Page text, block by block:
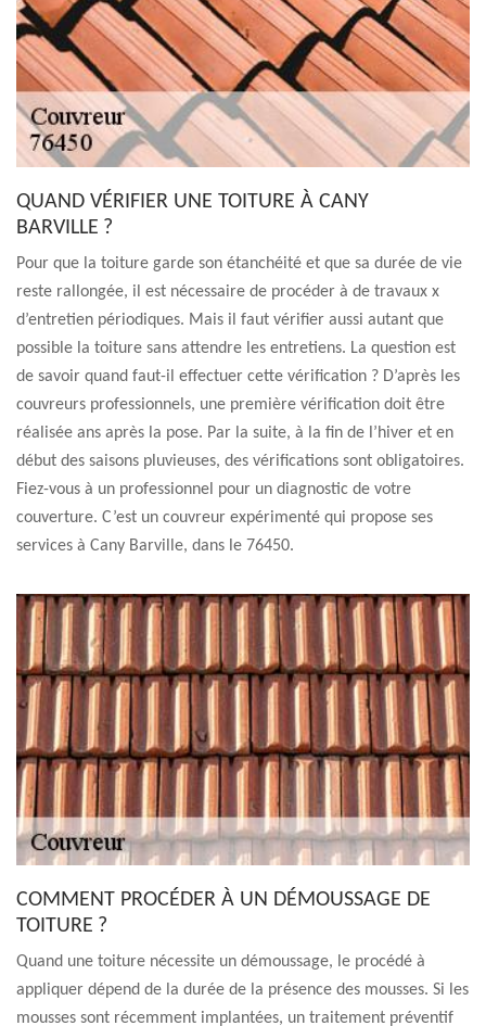
QUAND VÉRIFIER UNE TOITURE À CANY
BARVILLE ?
Pour que la toiture garde son étanchéité et que sa durée de vie
reste rallongée, il est nécessaire de procéder à de travaux x
d’entretien périodiques. Mais il faut vérifier aussi autant que
possible la toiture sans attendre les entretiens. La question est
de savoir quand faut-il effectuer cette vérification ? D’après les
couvreurs professionnels, une première vérification doit être
réalisée ans après la pose. Par la suite, à la fin de l’hiver et en
début des saisons pluvieuses, des vérifications sont obligatoires.
Fiez-vous à un professionnel pour un diagnostic de votre
couverture. C’est un couvreur expérimenté qui propose ses
services à Cany Barville, dans le 76450.
COMMENT PROCÉDER À UN DÉMOUSSAGE DE
TOITURE ?
Quand une toiture nécessite un démoussage, le procédé à
appliquer dépend de la durée de la présence des mousses. Si les
mousses sont récemment implantées, un traitement préventif